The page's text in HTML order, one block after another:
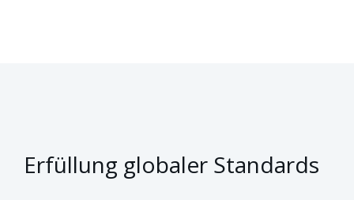
Erfüllung globaler Standards